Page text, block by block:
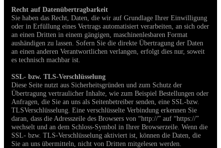
Recht auf Datenübertragbarkeit
Sie haben das Recht, Daten, die wir auf Grundlage Ihrer Einwilligung
oder in Erfüllung eines Vertrags automatisiert verarbeiten, an sich oder
an einen Dritten in einem gängigen, maschinenlesbaren Format
aushändigen zu lassen. Sofern Sie die direkte Übertragung der Daten
an einen anderen Verantwortlichen verlangen, erfolgt dies nur, soweit
es technisch machbar ist.
SSL- bzw. TLS-Verschlüsselung
Diese Seite nutzt aus Sicherheitsgründen und zum Schutz der
Übertragung vertraulicher Inhalte, wie zum Beispiel Bestellungen oder
Anfragen, die Sie an uns als Seitenbetreiber senden, eine SSL-bzw.
TLSVerschlüsselung. Eine verschlüsselte Verbindung erkennen Sie
daran, dass die Adresszeile des Browsers von “http://” auf “https://”
wechselt und an dem Schloss-Symbol in Ihrer Browserzeile. Wenn die
SSL- bzw. TLS-Verschlüsselung aktiviert ist, können die Daten, die
Sie an uns übermitteln, nicht von Dritten mitgelesen werden.